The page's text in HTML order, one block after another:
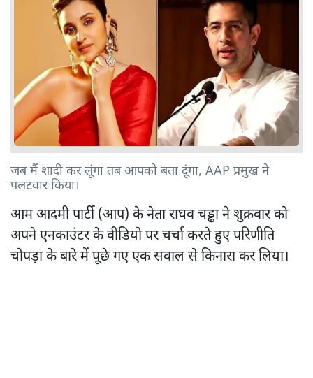
जब मैं शादी कर लूंगा तब आपको बता दूंगा, AAP प्रमुख ने
पलटवार किया।
आम आदमी पार्टी (आप) के नेता राघव चड्ढा ने शुक्रवार को
अपने एनकाउंटर के वीडियो पर चर्चा करते हुए परिणीति
चोपड़ा के बारे में पूछे गए एक सवाल से किनारा कर लिया।